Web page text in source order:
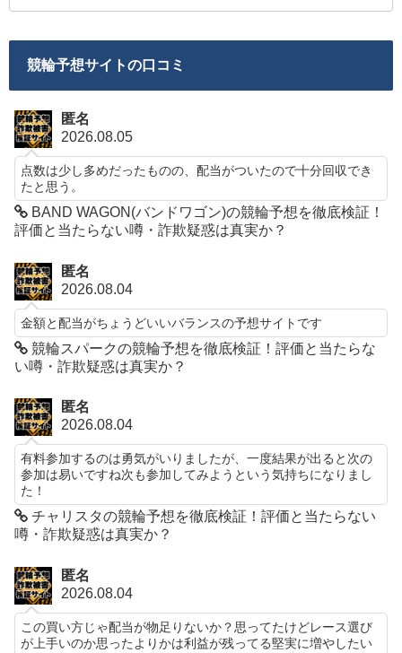
競輪予想サイトの口コミ
匿名
2026.08.05
点数は少し多めだったものの、配当がついたので十分回収でき
たと思う。
BAND WAGON(バンドワゴン)の競輪予想を徹底検証！
評価と当たらない噂・詐欺疑惑は真実か？
匿名
2026.08.04
金額と配当がちょうどいいバランスの予想サイトです
競輪スパークの競輪予想を徹底検証！評価と当たらな
い噂・詐欺疑惑は真実か？
匿名
2026.08.04
有料参加するのは勇気がいりましたが、一度結果が出ると次の
参加は易いですね次も参加してみようという気持ちになりまし
た！
チャリスタの競輪予想を徹底検証！評価と当たらない
噂・詐欺疑惑は真実か？
匿名
2026.08.04
この買い方じゃ配当が物足りないか？思ってたけどレース選び
が上手いのか思ったよりかは利益が残ってる堅実に増やしたい